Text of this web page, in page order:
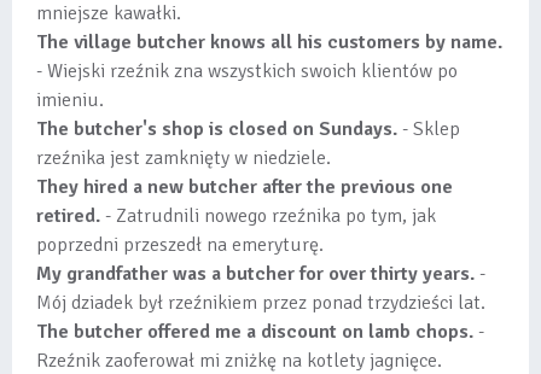
mniejsze kawałki.
The village butcher knows all his customers by name.
- Wiejski rzeźnik zna wszystkich swoich klientów po
imieniu.
The butcher's shop is closed on Sundays. - Sklep
rzeźnika jest zamknięty w niedziele.
They hired a new butcher after the previous one
retired. - Zatrudnili nowego rzeźnika po tym, jak
poprzedni przeszedł na emeryturę.
My grandfather was a butcher for over thirty years. -
Mój dziadek był rzeźnikiem przez ponad trzydzieści lat.
The butcher offered me a discount on lamb chops. -
Rzeźnik zaoferował mi zniżkę na kotlety jagnięce.